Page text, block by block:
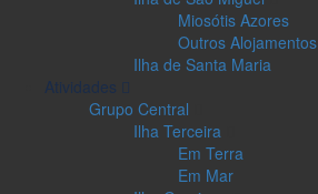
Miosótis Azores
Outros Alojamentos
Ilha de Santa Maria
Atividades
Grupo Central
Ilha Terceira
Em Terra
Em Mar